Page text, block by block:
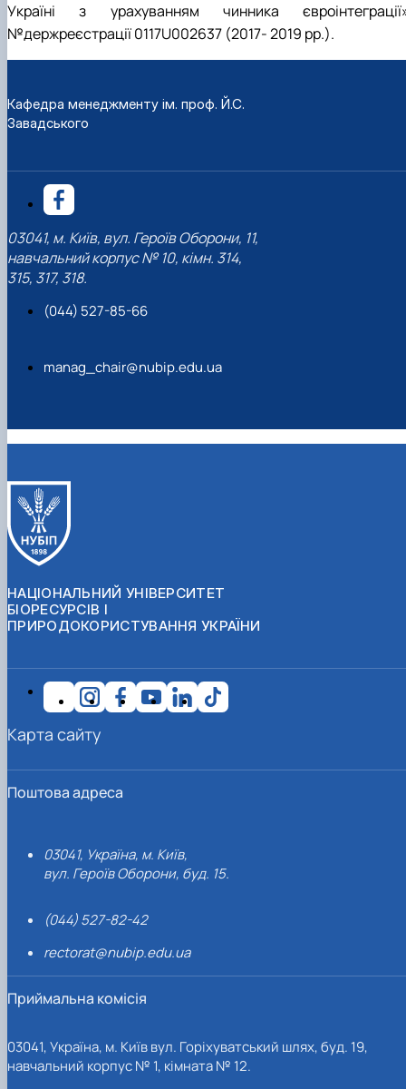
Україні з урахуванням чинника
№держреєстрації 0117U002637 (2017- 2019 рр.).
Кафедра менеджменту ім. проф. Й.С.
Завадського
03041, м. Київ, вул. Героїв Оборони, 11,
навчальний корпус № 10, кімн. 314,
315, 317, 318.
(044) 527-85-66
manag_chair@nubip.edu.ua
НАЦІОНАЛЬНИЙ УНІВЕРСИТЕТ
БІОРЕСУРСІВ І
ПРИРОДОКОРИСТУВАННЯ УКРАЇНИ
Поштова адреса
03041, Україна, м. Київ,
вул. Героїв Оборони, буд. 15.
(044) 527-82-42
rectorat@nubip.edu.ua
Приймальна комісія
03041, Україна, м. Київ вул. Горіхуватський шлях, буд. 19,
навчальний корпус № 1, кімната № 12.
Карта сайту